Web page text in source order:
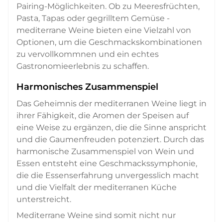
Pairing-Möglichkeiten. Ob zu Meeresfrüchten,
Pasta, Tapas oder gegrilltem Gemüse -
mediterrane Weine bieten eine Vielzahl von
Optionen, um die Geschmackskombinationen
zu vervollkommnen und ein echtes
Gastronomieerlebnis zu schaffen.
Harmonisches Zusammenspiel
Das Geheimnis der mediterranen Weine liegt in
ihrer Fähigkeit, die Aromen der Speisen auf
eine Weise zu ergänzen, die die Sinne anspricht
und die Gaumenfreuden potenziert. Durch das
harmonische Zusammenspiel von Wein und
Essen entsteht eine Geschmackssymphonie,
die die Essenserfahrung unvergesslich macht
und die Vielfalt der mediterranen Küche
unterstreicht.
Mediterrane Weine sind somit nicht nur